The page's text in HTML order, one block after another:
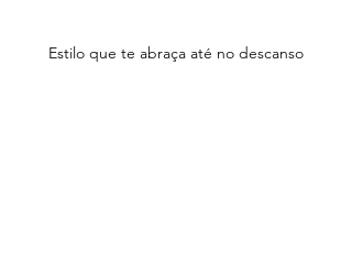
Estilo que te abraça até no descanso